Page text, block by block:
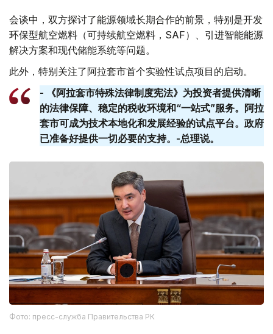
会谈中，双方探讨了能源领域长期合作的前景，特别是开发
环保型航空燃料（可持续航空燃料，SAF）、引进智能能源
解决方案和现代储能系统等问题。
此外，特别关注了阿拉套市首个实验性试点项目的启动。
- 《阿拉套市特殊法律制度宪法》为投资者提供清晰
的法律保障、稳定的税收环境和“一站式”服务。阿拉
套​​市可成为技术本地化和发展经验的试点平台。政府
已准备好提供一切必要的支持。-总理说。
Фото: пресс-служба Правительства РК